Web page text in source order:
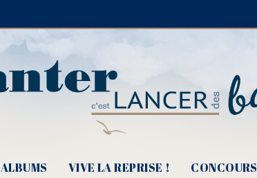
ALBUMS VIVE LA REPRISE ! CONCOURS